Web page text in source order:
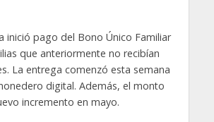
inició pago del Bono Único Familiar
que anteriormente no recibían
La entrega comenzó esta semana
digital. Además, el monto
incremento en mayo.